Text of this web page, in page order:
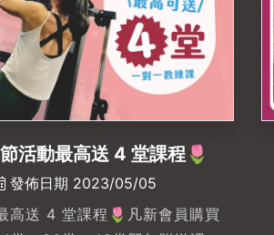
文自店#私人教練課程 #
教練 #私人教練#健身 #高雄健
左營健身房推薦
活動最高送 4 堂課程🌷
發佈日期 2023/05/05
高送 4 堂課程🌷凡新會員購買